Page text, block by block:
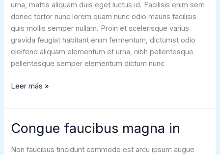
urna, mattis aliquam duis eget luctus id. Facilisis enim sem
donec tortor nunc lorem quam nunc odio mauris facilisis
quis mollis semper nullam. Proin et scelerisque varius
gravida feugiat habitant enim fermentum, dictumst odio
eleifend aliquam elementum et urna, nibh pellentesque
pellentesque semper elementum dictum nunc
Sem
nec
nec
Leer más »
Congue faucibus magna in
Non faucibus tincidunt commodo est arcu ipsum augue